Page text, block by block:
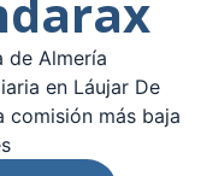
de Almería
en Láujar De
comisión más baja